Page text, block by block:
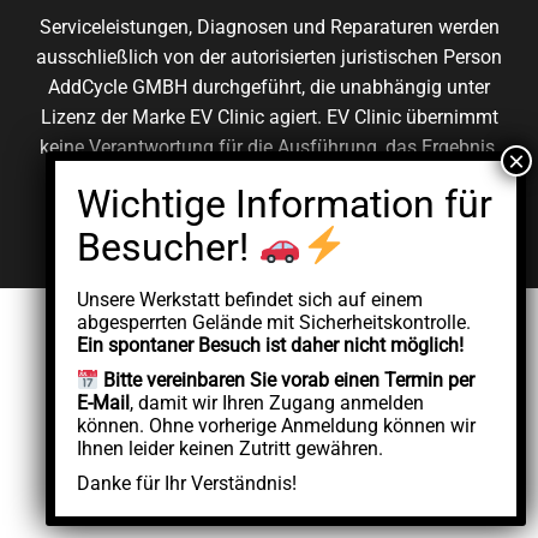
Serviceleistungen, Diagnosen und Reparaturen werden
ausschließlich von der autorisierten juristischen Person
AddCycle GMBH durchgeführt, die unabhängig unter
Lizenz der Marke EV Clinic agiert. EV Clinic übernimmt
keine Verantwortung für die Ausführung, das Ergebnis,
Schäden im Zusammenhang mit der erbrachten
Dienstleistung.
Unsere Werkstatt befindet sich auf einem
abgesperrten Gelände mit Sicherheitskontrolle.
Ein spontaner Besuch ist daher nicht möglich!
Bitte vereinbaren Sie vorab einen Termin per
E-Mail, damit wir Ihren Zugang anmelden
können. Ohne vorherige Anmeldung können wir
Ihnen leider keinen Zutritt gewähren.
Danke für Ihr Verständnis!